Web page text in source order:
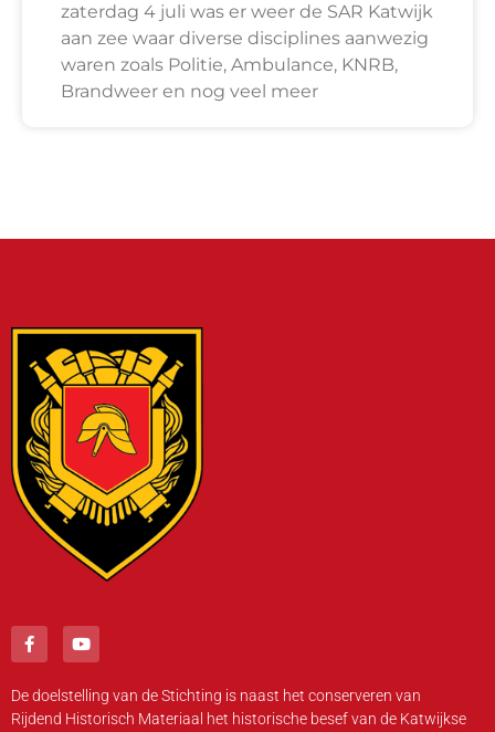
zaterdag 4 juli was er weer de SAR Katwijk
aan zee waar diverse disciplines aanwezig
waren zoals Politie, Ambulance, KNRB,
Brandweer en nog veel meer
De doelstelling van de Stichting is naast het conserveren van
Rijdend Historisch Materiaal het historische besef van de Katwijkse